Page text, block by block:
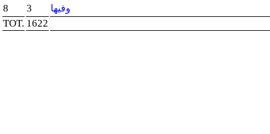
8 3 وفيها
TOT. 1622